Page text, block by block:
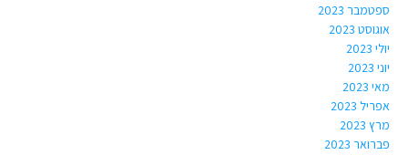
ספטמבר 2023
אוגוסט 2023
יולי 2023
יוני 2023
מאי 2023
אפריל 2023
מרץ 2023
פברואר 2023